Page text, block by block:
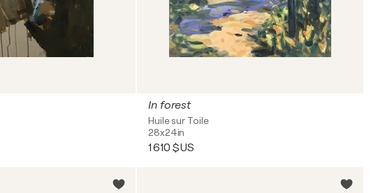
In forest
Huile sur Toile
28x24in
1 610 $US